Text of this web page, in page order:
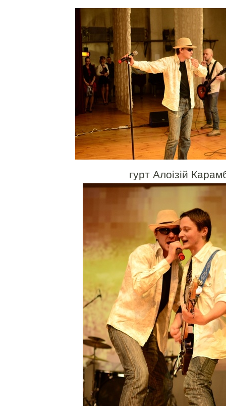
гурт Алоізій